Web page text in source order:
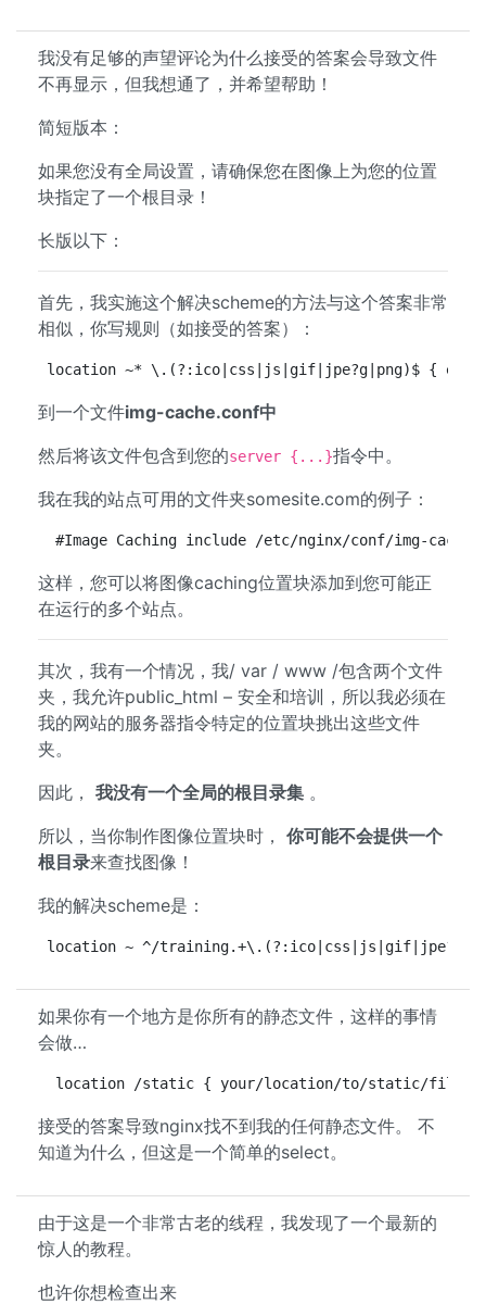
我没有足够的声望评论为什么接受的答案会导致文件
不再显示，但我想通了，并希望帮助！
简短版本：
如果您没有全局设置，请确保您在图像上为您的位置
块指定了一个根目录！
长版以下：
首先，我实施这个解决scheme的方法与这个答案非常
相似，你写规则（如接受的答案）：
location ~* \.(?:ico|css|js|gif|jpe?g|png)$ {
到一个文件img-cache.conf中
然后将该文件包含到您的server {...}指令中。
我在我的站点可用的文件夹somesite.com的例子：
#Image Caching include /etc/nginx/conf/img-
这样，您可以将图像caching位置块添加到您可能正
在运行的多个站点。
其次，我有一个情况，我/ var / www /包含两个文件
夹，我允许public_html – 安全和培训，所以我必须在
我的网站的服务器指令特定的位置块挑出这些文件
夹。
因此， 我没有一个全局的根目录集 。
所以，当你制作图像位置块时， 你可能不会提供一个
根目录来查找图像！
我的解决scheme是：
location ~ ^/
如果你有一个地方是你所有的静态文件，这样的事情
会做…
location /static { your/location/to/static/files/
接受的答案导致nginx找不到我的任何静态文件。 不
知道为什么，但这是一个简单的select。
由于这是一个非常古老的线程，我发现了一个最新的
惊人的教程。
也许你想检查出来